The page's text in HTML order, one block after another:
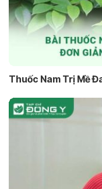
Thuốc Nam Trị Mề